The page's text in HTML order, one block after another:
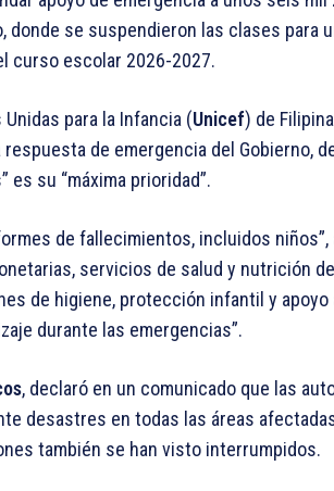
se suspendieron las clases para
curso escolar 2026-2027.
para la Infancia (Unicef) de
de emergencia del Gobierno,
su “máxima prioridad”.
de fallecimientos, incluidos niños”,
servicios de salud y nutrición
de higiene, protección infantil y apoyo
durante las emergencias”.
, declaró en un comunicado que las
desastres en todas las áreas
también se han visto interrumpidos.